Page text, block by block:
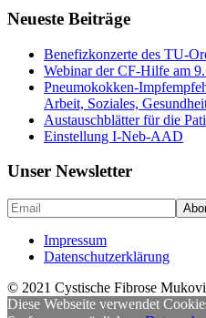
Neueste Beiträge
Benefizkonzerte des TU-
Webinar der CF-Hilfe am
Pneumokokken-
Arbeit, Soziales,
Austauschblätter für die
Einstellung I-Neb-AAD
Unser Newsletter
Impressum
Datenschutzerklärung
© 2021 Cystische Fibrose
Diese Webseite verwendet